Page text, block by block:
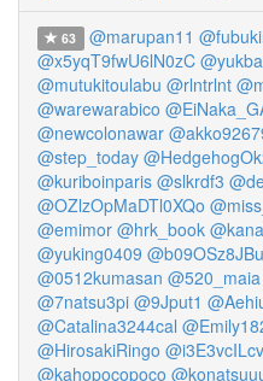
63 @marupan11
@x5yqT9fwU6lN0zC
@mutukitoulabu @rlntrlnt
@warewarabico
@newcolonawar
@step_today
@kuriboinparis @slkrdf3
@OZlzOpMaDTl0XQo
@emimor @hrk_book
@yuking0409
@0512kumasan @520_maia
@7natsu3pi @9Jput1
@Catalina3244cal
@HirosakiRingo
@kahopocopoco